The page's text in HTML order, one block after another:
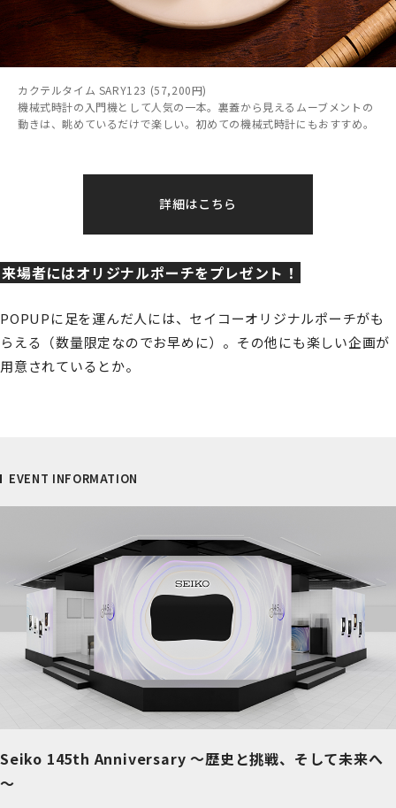
カクテルタイム SARY123 (57,200円)
機械式時計の入門機として人気の一本。裏蓋から見えるムーブメントの
動きは、眺めているだけで楽しい。初めての機械式時計にもおすすめ。
詳細はこちら
来場者にはオリジナルポーチをプレゼント！
POPUPに足を運んだ人には、セイコーオリジナルポーチがも
らえる（数量限定なのでお早めに）。その他にも楽しい企画が
用意されているとか。
EVENT INFORMATION
Seiko 145th Anniversary ～歴史と挑戦、そして未来へ
～